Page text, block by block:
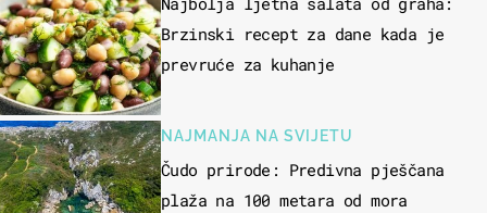
Brzinski recept za dane kada je
prevruće za kuhanje
NAJMANJA NA SVIJETU
Čudo prirode: Predivna pješčana
plaža na 100 metara od mora